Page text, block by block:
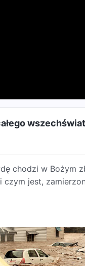
chodzi w Bożym
czym jest,